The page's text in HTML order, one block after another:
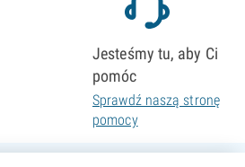
Jesteśmy tu, aby Ci
pomóc
Sprawdź naszą stronę
pomocy